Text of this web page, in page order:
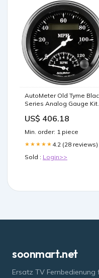
AutoMeter Old Tyme
Series Analog Gauge Kits
US$ 406.18
Min. order: 1 piece
★★★★★ 4.2 (28 reviews)
Sold : Login>>
soonmart.net
Ersatz TV Fernbedienung